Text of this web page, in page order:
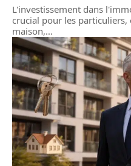
L'investissement dans
crucial pour les particuliers,
maison,…